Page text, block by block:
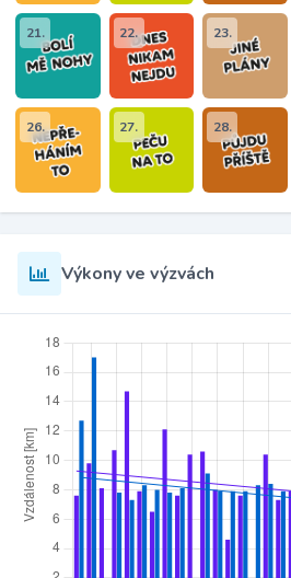
21. 22. 23.
26. 27. 28.
Výkony ve výzvách